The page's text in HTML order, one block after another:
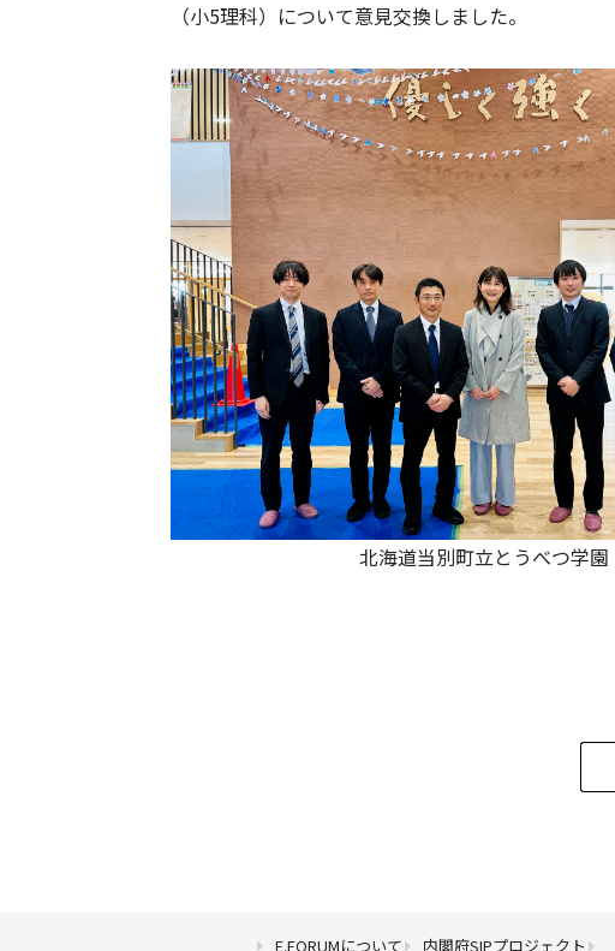
（小5理科） について意見交換しました。
北海道当別町立とうべつ学園
E.FORUMについて 内閣府SIPプロジェクト